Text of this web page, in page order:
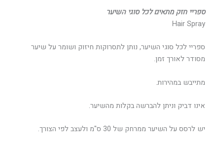
ספריי חזק מתאים לכל סוגי השיער
Hair Spray
ספריי לכל סוגי השיער, נותן לתסרוקות חיזוק ושומר על שיער
מסודר לאורך זמן.
מתייבש במהירות.
אינו דביק וניתן להברשה בקלות מהשיער.
יש לרסס על השיער ממרחק של 30 ס"מ ולעצב לפי הצורך.